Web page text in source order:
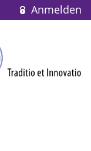
Anmelden